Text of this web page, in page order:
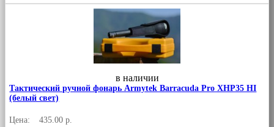
в наличии
Тактический ручной фонарь Armytek Barracuda Pro XHP35 HI
(белый свет)
Цена: 435.00 р.